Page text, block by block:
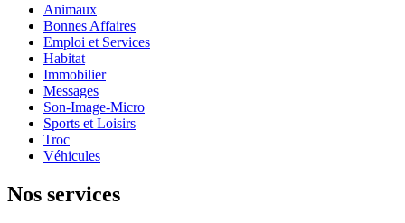
Animaux
Bonnes Affaires
Emploi et Services
Habitat
Immobilier
Messages
Son-Image-Micro
Sports et Loisirs
Troc
Véhicules
Nos services